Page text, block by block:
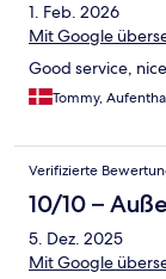
1. Feb. 2026
Mit Google
Good service,
Tommy,
Verifizierte
10/10 –
5. Dez. 2025
Mit Google